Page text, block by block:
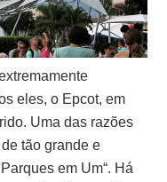
eles, o Epcot, em
Uma das razões
tão grande e
em Um“. Há